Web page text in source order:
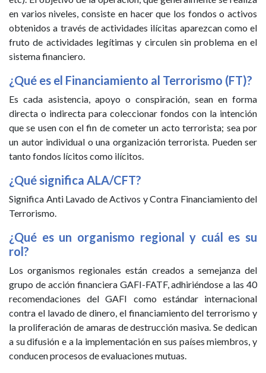
en varios niveles, consiste en hacer que los fondos o activos
obtenidos a través de actividades ilícitas aparezcan como el
fruto de actividades legítimas y circulen sin problema en el
sistema financiero.
¿Qué es el Financiamiento al Terrorismo (FT)?
Es cada asistencia, apoyo o conspiración, sean en forma
directa o indirecta para coleccionar fondos con la intención
que se usen con el fin de cometer un acto terrorista; sea por
un autor individual o una organización terrorista. Pueden ser
tanto fondos lícitos como ilícitos.
¿Qué significa ALA/CFT?
Significa Anti Lavado de Activos y Contra Financiamiento del
Terrorismo.
¿Qué es un organismo regional y cuál es su
rol?
Los organismos regionales están creados a semejanza del
grupo de acción financiera GAFI-FATF, adhiriéndose a las 40
recomendaciones del GAFI como estándar internacional
contra el lavado de dinero, el financiamiento del terrorismo y
la proliferación de amaras de destrucción masiva. Se dedican
a su difusión e a la implementación en sus países miembros, y
conducen procesos de evaluaciones mutuas.